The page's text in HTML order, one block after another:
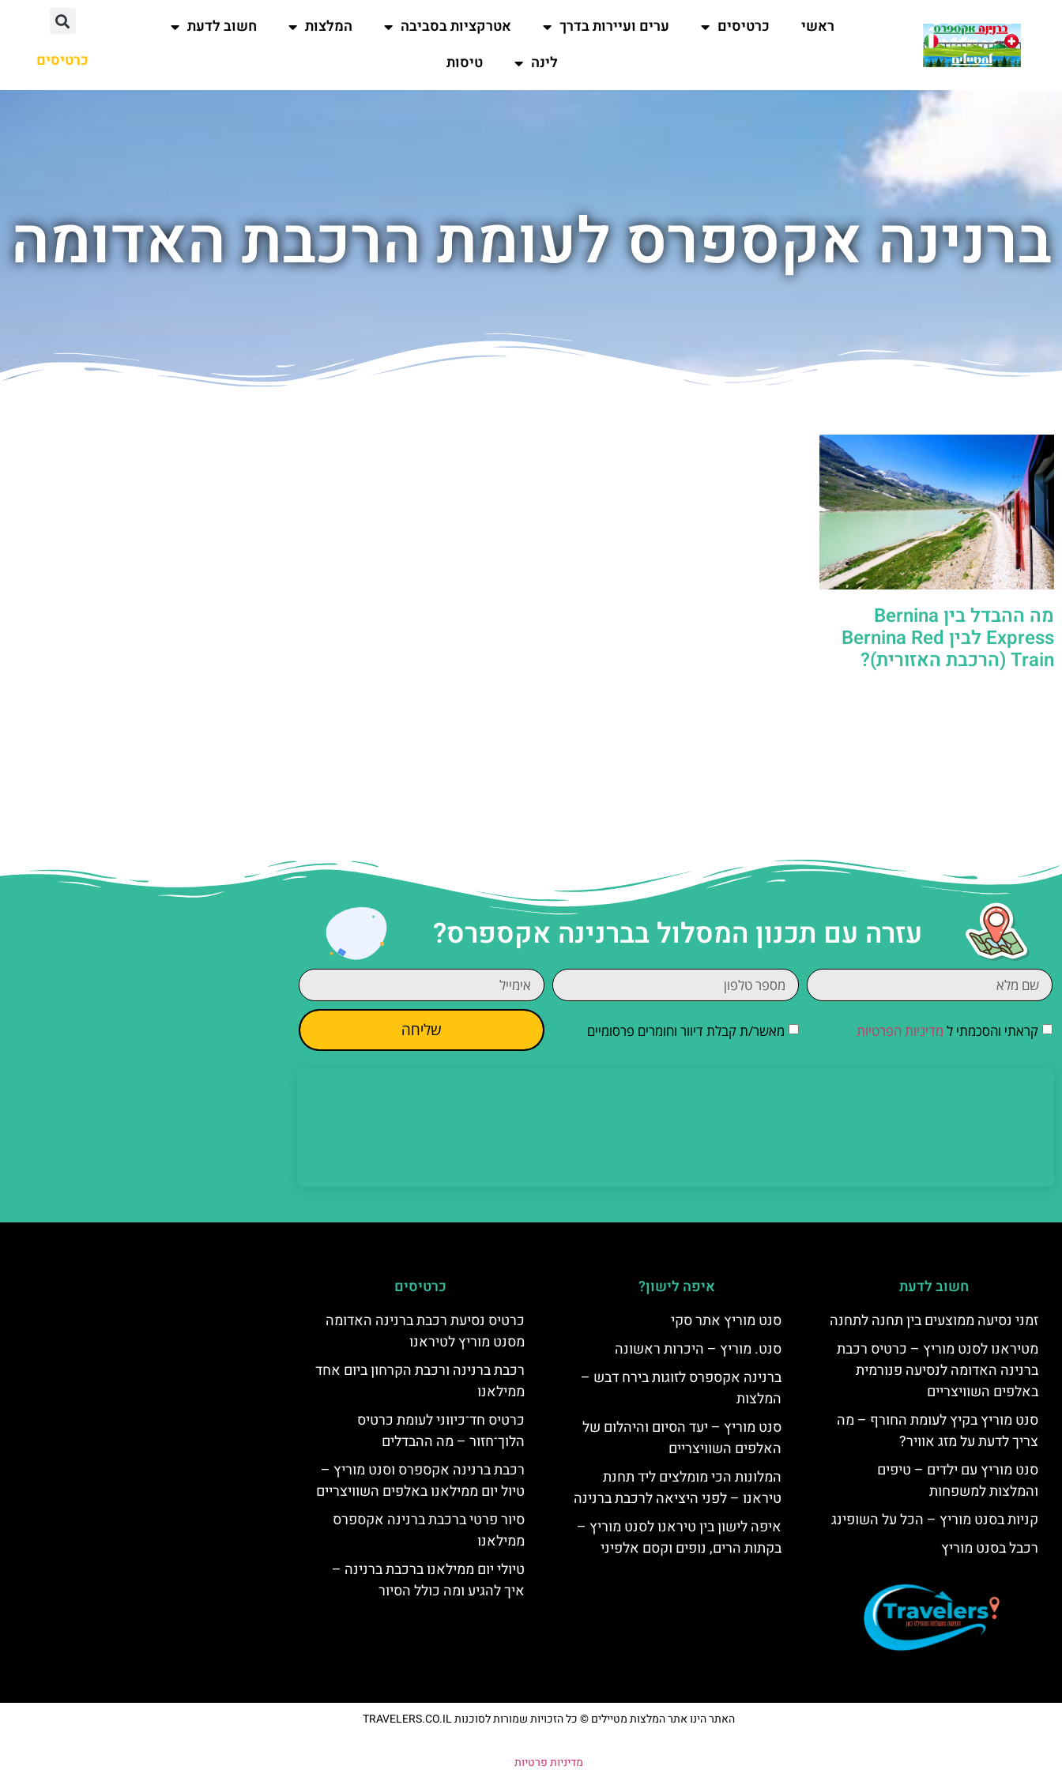
ראשי כרטיסים ערים ועיירות בדרך אטרקציות בסביבה המלצות
חשוב לדעת
לינה
טיסות כרטיסים
ברנינה אקספרס לעומת הרכבת האדומה
מה ההבדל בין Bernina
Express לבין Bernina Red
Train (הרכבת האזורית)?
עזרה עם תכנון המסלול בברנינה אקספרס?
קראתי והסכמתי ל מדיניות הפרטיות מאשר/ת קבלת דיוור וחומרים פרסומיים שליחה
חשוב לדעת
זמני נסיעה ממוצעים בין תחנה לתחנה
מטיראנו לסנט מוריץ – כרטיס רכבת
ברנינה האדומה לנסיעה פנורמית
באלפים השוויצריים
סנט מוריץ בקיץ לעומת החורף – מה
צריך לדעת על מזג אוויר?
סנט מוריץ עם ילדים – טיפים
והמלצות למשפחות
קניות בסנט מוריץ – הכל על השופינג
רכבל בסנט מוריץ
איפה לישון?
סנט מוריץ אתר סקי
סנט. מוריץ – היכרות ראשונה
ברנינה אקספרס לזוגות בירח דבש –
המלצות
סנט מוריץ – יעד הסיום והיהלום של
האלפים השוויצריים
המלונות הכי מומלצים ליד תחנת
טיראנו – לפני היציאה לרכבת ברנינה
איפה לישון בין טיראנו לסנט מוריץ –
בקתות הרים, נופים וקסם אלפיני
כרטיסים
כרטיס נסיעת רכבת ברנינה האדומה
מסנט מוריץ לטיראנו
רכבת ברנינה ורכבת הקרחון ביום אחד
ממילאנו
כרטיס חד־כיווני לעומת כרטיס
הלוך־חזור – מה ההבדלים
רכבת ברנינה אקספרס וסנט מוריץ –
טיול יום ממילאנו באלפים השוויצריים
סיור פרטי ברכבת ברנינה אקספרס
ממילאנו
טיולי יום ממילאנו ברכבת ברנינה –
איך להגיע ומה כולל הסיור
האתר הינו אתר המלצות מטיילים © כל הזכויות שמורות לסוכנות TRAVELERS.CO.IL
מדיניות פרטיות